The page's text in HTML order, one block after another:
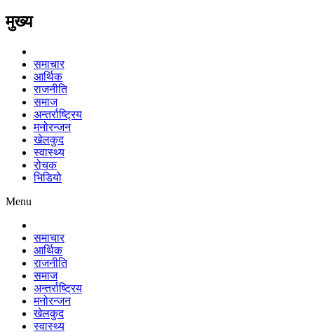
मुख्य
समाचार
आर्थिक
राजनीति
समाज
अन्तर्राष्ट्रिय
मनोरन्जन
खेलकुद
स्वास्थ्य
रोचक
भिडियो
Menu
समाचार
आर्थिक
राजनीति
समाज
अन्तर्राष्ट्रिय
मनोरन्जन
खेलकुद
स्वास्थ्य